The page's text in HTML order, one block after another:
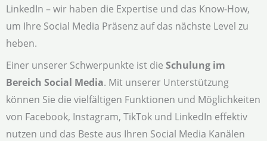
LinkedIn – wir haben die Expertise und das Know-How,
um Ihre Social Media Präsenz auf das nächste Level zu
heben.
Einer unserer Schwerpunkte ist die Schulung im
Bereich Social Media. Mit unserer Unterstützung
können Sie die vielfältigen Funktionen und Möglichkeiten
von Facebook, Instagram, TikTok und LinkedIn effektiv
nutzen und das Beste aus Ihren Social Media Kanälen